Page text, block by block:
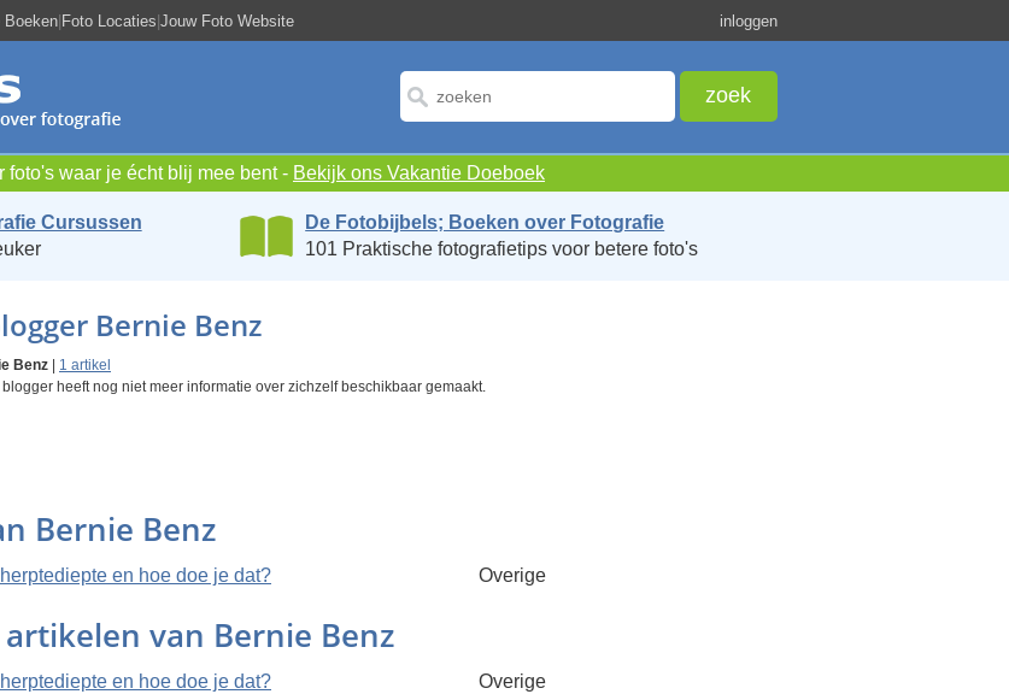
Boeken|Foto Locaties|Jouw Foto Website inloggen
foto's waar je écht blij mee bent - Bekijk ons Vakantie Doeboek
Cursussen
De Fotobijbels; Boeken over Fotografie
101 Praktische fotografietips voor betere foto's
Bernie Benz
Benz
1 artikel
blogger heeft nog niet meer informatie over zichzelf beschikbaar gemaakt.
Bernie Benz
en hoe doe je dat? Overige
van Bernie Benz
en hoe doe je dat? Overige